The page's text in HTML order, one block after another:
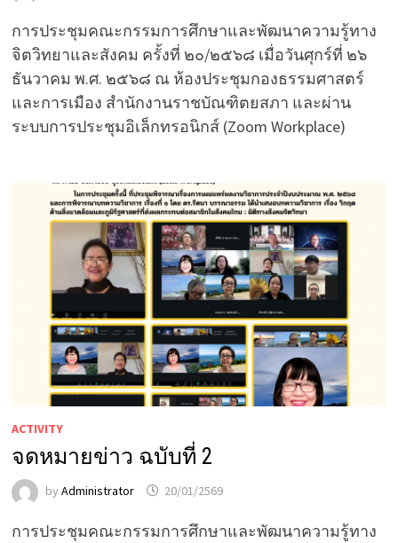
การประชุมคณะกรรมการศึกษาและพัฒนาความรู้ทาง
จิตวิทยาและสังคม ครั้งที่ ๒๐/๒๕๖๘ เมื่อวันศุกร์ที่ ๒๖
ธันวาคม พ.ศ. ๒๕๖๘ ณ ห้องประชุมกองธรรมศาสตร์
และการเมือง สำนักงานราชบัณฑิตยสภา และผ่าน
ระบบการประชุมอิเล็กทรอนิกส์ (Zoom Workplace)
ACTIVITY
จดหมายข่าว ฉบับที่ 2
by Administrator 20/01/2569
การประชุมคณะกรรมการศึกษาและพัฒนาความรู้ทาง